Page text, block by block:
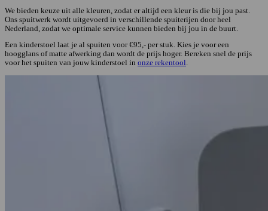
We bieden keuze uit alle kleuren, zodat er altijd een kleur is die bij jou past.
Ons spuitwerk wordt uitgevoerd in verschillende spuiterijen door heel
Nederland, zodat we optimale service kunnen bieden bij jou in de buurt.
Een kinderstoel laat je al spuiten voor €95,- per stuk. Kies je voor een
hoogglans of matte afwerking dan wordt de prijs hoger. Bereken snel de prijs
voor het spuiten van jouw kinderstoel in onze rekentool.